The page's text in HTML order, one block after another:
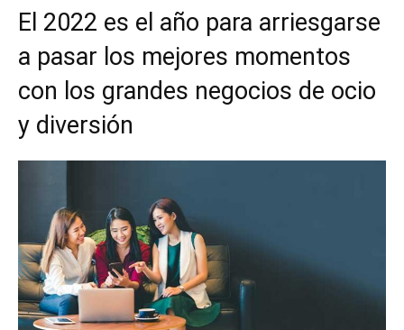
El 2022 es el año para arriesgarse
a pasar los mejores momentos
con los grandes negocios de ocio
y diversión